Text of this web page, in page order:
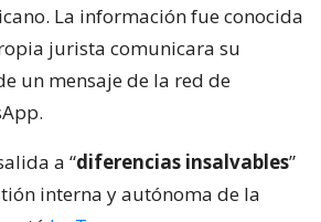
La información fue conocida
jurista comunicara su
un mensaje de la red de
a “diferencias insalvables”
interna y autónoma de la